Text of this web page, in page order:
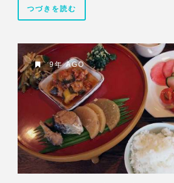
つづきを読む
9年 AGO